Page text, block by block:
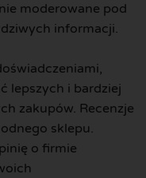
moderowane pod
informacji.
lepszych i bardziej
zakupów. Recenzje
sklepu.
o firmie